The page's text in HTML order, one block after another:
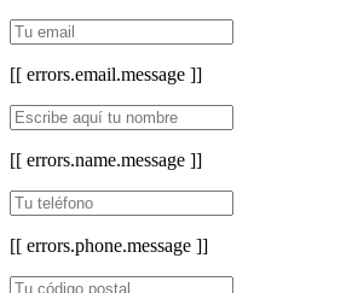
[[ errors.email.message ]]
[[ errors.name.message ]]
[[ errors.phone.message ]]